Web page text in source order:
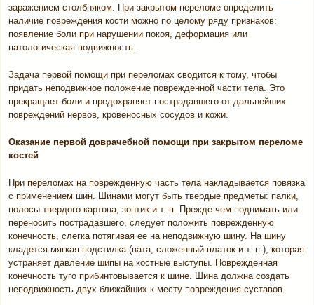
заражением столбняком. При закрытом переломе определить
наличие повреждения кости можно по целому ряду признаков:
появление боли при нарушении покоя, деформация или
патологическая подвижность.
Задача первой помощи при переломах сводится к тому, чтобы
придать неподвижное положение поврежденной части тела. Это
прекращает боли и предохраняет пострадавшего от дальнейших
повреждений нервов, кровеносных сосудов и кожи.
Оказание первой доврачебной помощи при закрытом переломе
костей
При переломах на поврежденную часть тела накладывается повязка
с применением шин. Шинами могут быть твердые предметы: палки,
полосы твердого картона, зонтик и т. п. Прежде чем поднимать или
переносить пострадавшего, следует положить поврежденную
конечность, слегка потягивая ее на неподвижную шину. На шину
кладется мягкая подстилка (вата, сложенный платок и т. п.), которая
устраняет давление шипы на костные выступы. Поврежденная
конечность туго прибинтовывается к шине. Шина должна создать
неподвижность двух ближайших к месту повреждения суставов.